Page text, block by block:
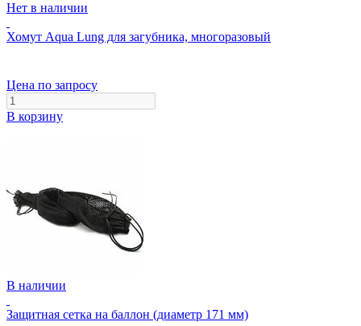
Нет в наличии
Хомут Aqua Lung для загубника, многоразовый
Цена по запросу
В корзину
В наличии
Защитная сетка на баллон (диаметр 171 мм)